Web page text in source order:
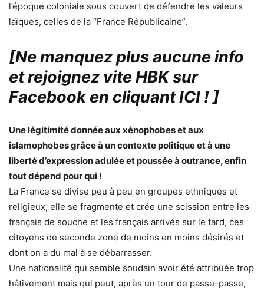
l’époque coloniale sous couvert de défendre les valeurs
laïques, celles de la “France Républicaine”.
[Ne manquez plus aucune info
et rejoignez vite HBK sur
Facebook en cliquant ICI !]
Une légitimité donnée aux xénophobes et aux
islamophobes grâce à un contexte politique et à une
liberté d’expression adulée et poussée à outrance, enfin
tout dépend pour qui !
La France se divise peu à peu en groupes ethniques et
religieux, elle se fragmente et crée une scission entre les
français de souche et les français arrivés sur le tard, ces
citoyens de seconde zone de moins en moins désirés et
dont on a du mal à se débarrasser.
Une nationalité qui semble soudain avoir été attribuée trop
hâtivement mais qui peut, après un tour de passe-passe,